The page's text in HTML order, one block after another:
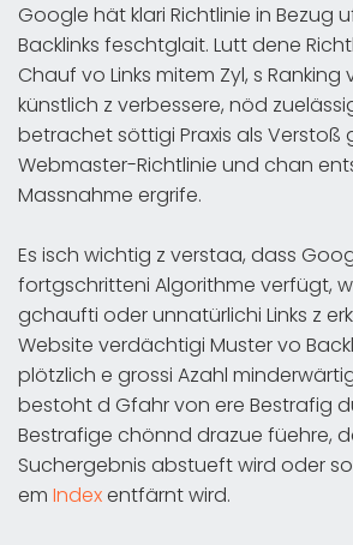
Google hät klari Richtlinie in Bezug
Backlinks feschtglait. Lutt dene
Chauf vo Links mitem Zyl, s Ranking
künstlich z verbessere, nöd
betrachet söttigi Praxis als Verstoß
Webmaster-Richtlinie und chan
Massnahme ergrife.
Es isch wichtig z verstaa, dass
fortgschritteni Algorithme verfügt,
gchaufti oder unnatürlichi Links z
Website verdächtigi Muster vo
plötzlich e grossi Azahl
bestoht d Gfahr von ere Bestrafig
Bestrafige chönnd drazue füehre,
Suchergebnis abstueft wird oder
em Indexentfärnt wird.